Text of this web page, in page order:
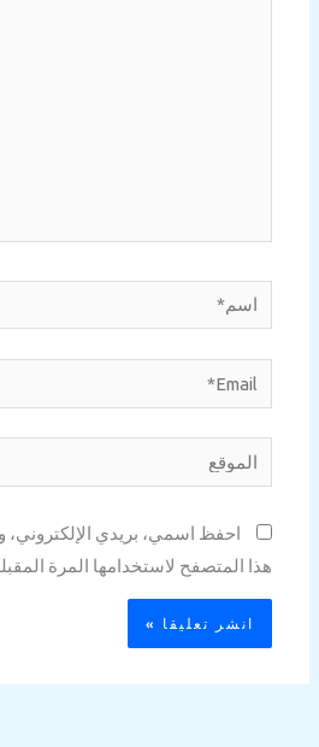
اسم*
Email*
الموقع
احفظ اسمي، بريدي الإلكتروني،
هذا المتصفح لاستخدامها المرة